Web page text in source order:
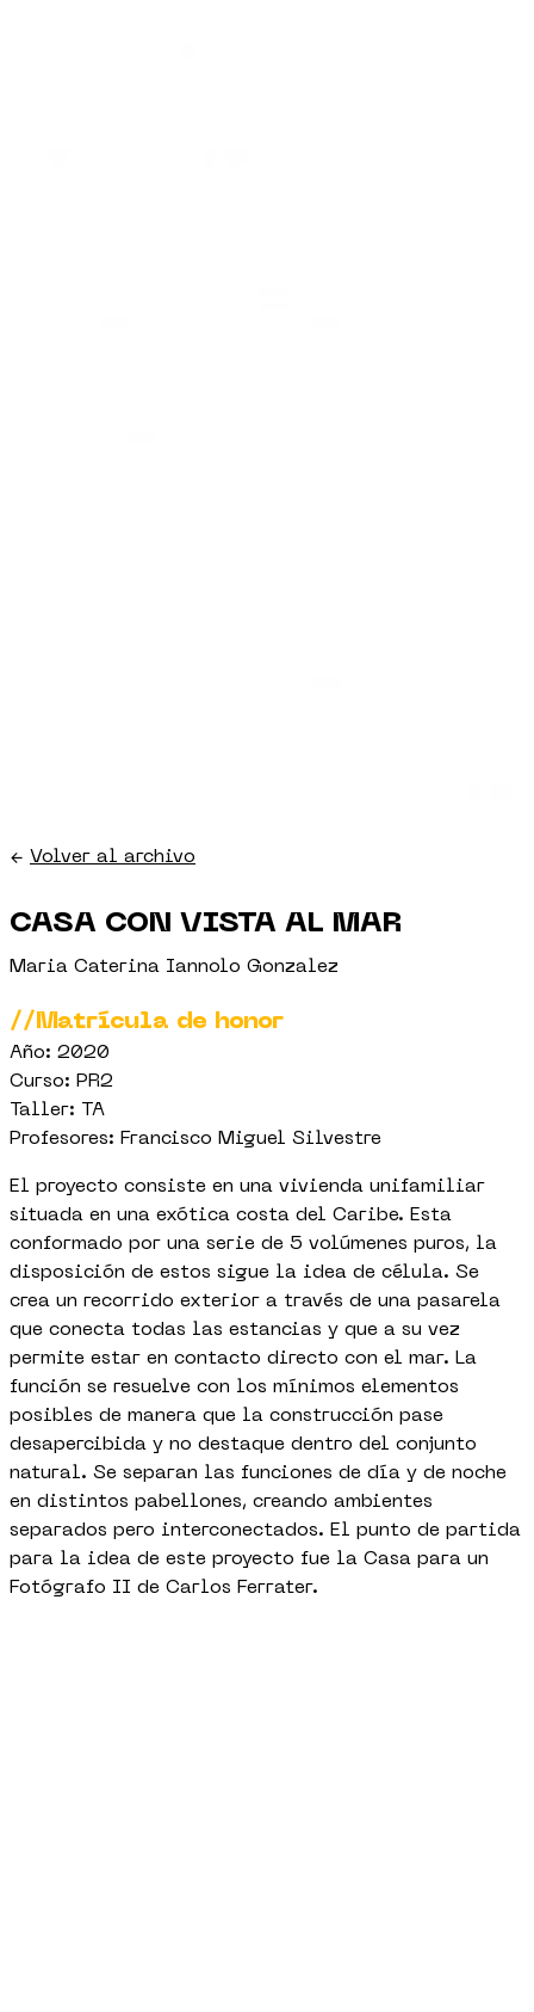
← Volver al archivo
CASA CON VISTA AL MAR
Maria Caterina Iannolo Gonzalez
//Matrícula de honor
Año: 2020
Curso: PR2
Taller: TA
Profesores: Francisco Miguel Silvestre
El proyecto consiste en una vivienda unifamiliar
situada en una exótica costa del Caribe. Esta
conformado por una serie de 5 volúmenes puros, la
disposición de estos sigue la idea de célula. Se
crea un recorrido exterior a través de una pasarela
que conecta todas las estancias y que a su vez
permite estar en contacto directo con el mar. La
función se resuelve con los mínimos elementos
posibles de manera que la construcción pase
desapercibida y no destaque dentro del conjunto
natural. Se separan las funciones de día y de noche
en distintos pabellones, creando ambientes
separados pero interconectados. El punto de partida
para la idea de este proyecto fue la Casa para un
Fotógrafo II de Carlos Ferrater.